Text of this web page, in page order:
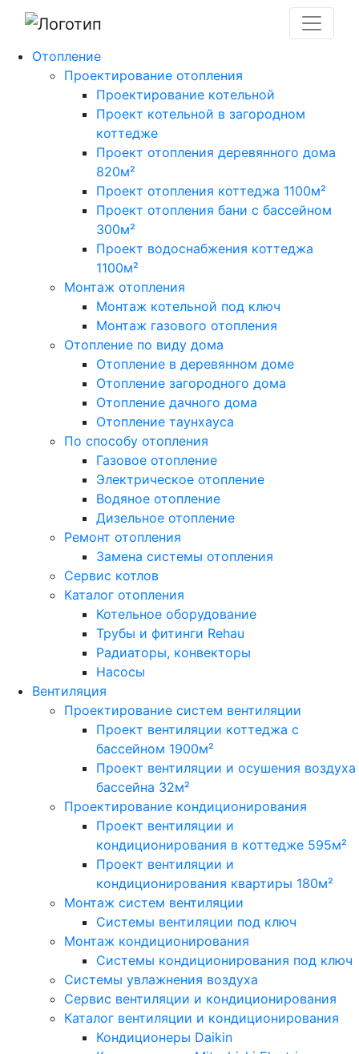
Отопление
Проектирование отопления
Проектирование котельной
Проект котельной в загородном
коттедже
Проект отопления деревянного дома
820м²
Проект отопления коттеджа 1100м²
Проект отопления бани с бассейном
300м²
Проект водоснабжения коттеджа
1100м²
Монтаж отопления
Монтаж котельной под ключ
Монтаж газового отопления
Отопление по виду дома
Отопление в деревянном доме
Отопление загородного дома
Отопление дачного дома
Отопление таунхауса
По способу отопления
Газовое отопление
Электрическое отопление
Водяное отопление
Дизельное отопление
Ремонт отопления
Замена системы отопления
Сервис котлов
Каталог отопления
Котельное оборудование
Трубы и фитинги Rehau
Радиаторы, конвекторы
Насосы
Вентиляция
Проектирование систем вентиляции
Проект вентиляции коттеджа с
бассейном 1900м²
Проект вентиляции и осушения воздуха
бассейна 32м²
Проектирование кондиционирования
Проект вентиляции и
кондиционирования в коттедже 595м²
Проект вентиляции и
кондиционирования квартиры 180м²
Монтаж систем вентиляции
Системы вентиляции под ключ
Монтаж кондиционирования
Системы кондиционирования под ключ
Системы увлажнения воздуха
Сервис вентиляции и кондиционирования
Каталог вентиляции и кондиционирования
Кондиционеры Daikin